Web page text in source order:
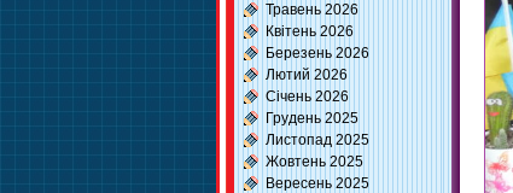
Травень 2026
Квітень 2026
Березень 2026
Лютий 2026
Січень 2026
Грудень 2025
Листопад 2025
Жовтень 2025
Вересень 2025